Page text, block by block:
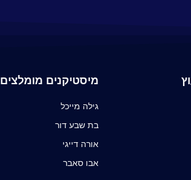
מיסטיקנים מומלצים
גילה מייכל
בת שבע דור
אורה דייגי
אבו סאבר